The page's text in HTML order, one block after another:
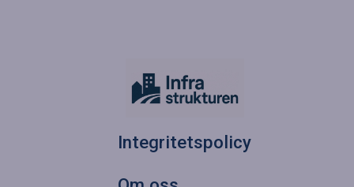
Integritetspolicy